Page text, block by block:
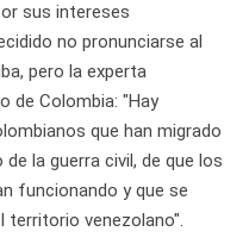
sus intereses
no pronunciarse al
pero la experta
de Colombia: "Hay
que han migrado
la guerra civil, de que los
funcionando y que se
territorio venezolano".